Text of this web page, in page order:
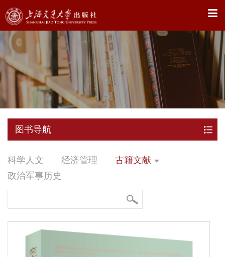
X
图书导航
科学人文 经济管理
古籍文献
政治军事历史